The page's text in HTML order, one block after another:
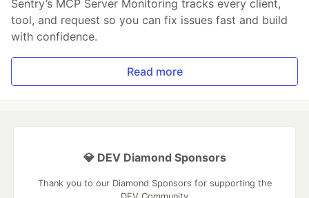
Sentry’s MCP Server Monitoring tracks every client,
tool, and request so you can fix issues fast and build
with confidence.
Read more
💎 DEV Diamond Sponsors
Thank you to our Diamond Sponsors for supporting the